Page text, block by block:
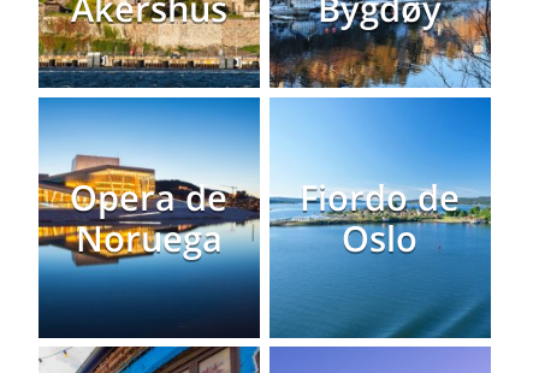
Opera de
Noruega
Fiordo de
Oslo